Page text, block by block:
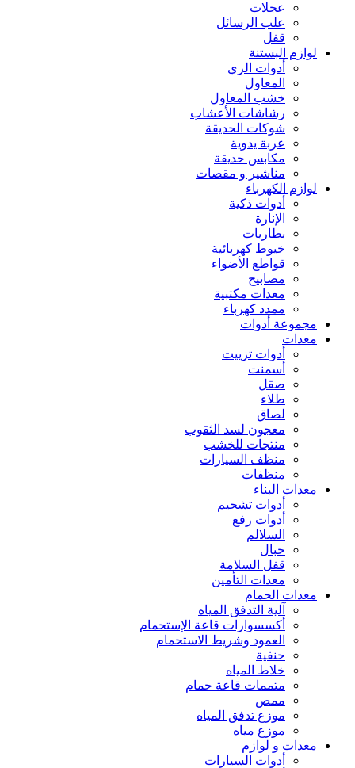
عجلات
علب الرسائل
قفل
لوازم البستنة
أدوات الري
المعاول
خشب المعاول
رشاشات الأعشاب
شوكات الحديقة
عربة يدوية
مكابس حديقة
مناشير و مقصات
لوازم الكهرباء
أدوات ذكية
الإنارة
بطاريات
خيوط كهربائية
قواطع الأضواء
مصابيح
معدات مكتبية
ممدد كهرباء
مجموعة أدوات
معدات
أدوات تزييت
أسمنت
صقل
طلاء
لصاق
معجون لسد الثقوب
منتجات للخشب
منظف السيارات
منظفات
معدات البناء
أدوات تشحيم
أدوات رفع
السلالم
حبال
قفل السلامة
معدات التأمين
معدات الحمام
آلية التدفق المياه
أكسسوارات قاعة الإستحمام
العمود وشريط الاستحمام
حنفية
خلاط المياه
متممات قاعة حمام
ممص
موزع تدفق المياه
موزع مياه
معدات و لوازم
أدوات السيارات